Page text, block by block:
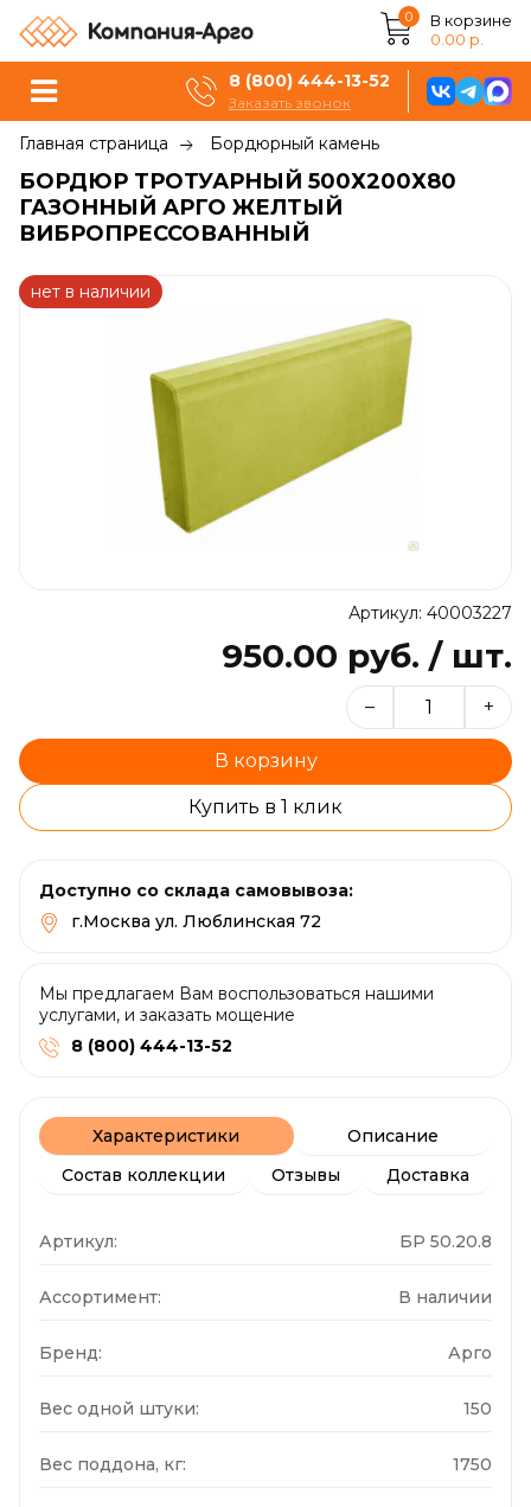
0
В корзине
0.00 р.
8 (800) 444-13-52
Заказать звонок
Главная страница Бордюрный камень
БОРДЮР ТРОТУАРНЫЙ 500Х200Х80
ГАЗОННЫЙ АРГО ЖЕЛТЫЙ
ВИБРОПРЕССОВАННЫЙ
нет в наличии
Артикул: 40003227
950.00 руб. / шт.
– +
В корзину
Купить в 1 клик
Доступно со склада самовывоза:
г.Москва ул. Люблинская 72
Мы предлагаем Вам воспользоваться нашими
услугами, и заказать мощение
8 (800) 444-13-52
Характеристики
Описание
Состав коллекции
Отзывы Доставка
Артикул: БР 50.20.8
Ассортимент: В наличии
Бренд: Арго
Вес одной штуки: 150
Вес поддона, кг: 1750